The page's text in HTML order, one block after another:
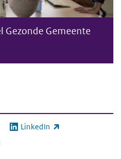
Gezonde Gemeente
LinkedIn
(link is external)